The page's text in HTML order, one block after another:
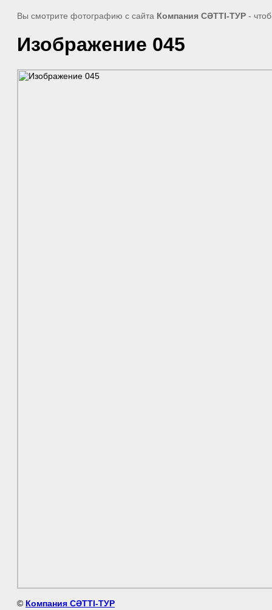
Вы смотрите фотографию с сайта Компания СӘТТІ-ТУР -
Изображение 045
© Компания СӘТТІ-ТУР